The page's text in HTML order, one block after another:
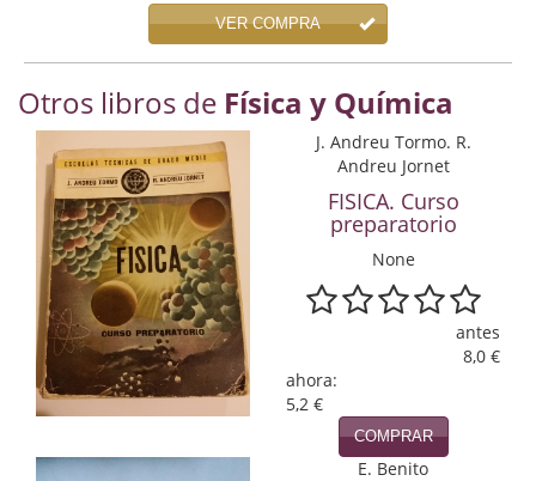
Filosofía
Física y Química
Física y química
Guerra Civil Española
Historia
historia
VER COMPRA
Otros libros de Física y Química
J. Andreu Tormo. R.
Andreu Jornet
FISICA. Curso
preparatorio
None
antes
8,0 €
ahora:
5,2 €
COMPRAR
E. Benito